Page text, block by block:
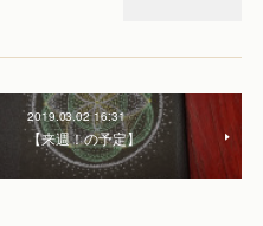
2019.03.02 16:31
【来週！の予定】